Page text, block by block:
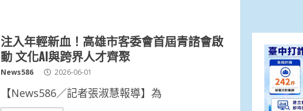
注入年輕新血！高雄市客委會首屆青諮會啟
動 文化AI與跨界人才齊聚
News586 2026-06-01
【News586／記者張淑慧報導】為